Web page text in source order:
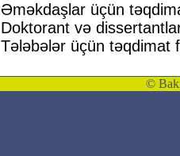
Əməkdaşlar üçün
Doktorant və
Tələbələr üçün təqdimat
©